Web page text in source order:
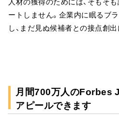
ートしません。企業内に眠るブ
し、まだ見ぬ候補者との接点創出
月間700万人のForbes
アピールできます